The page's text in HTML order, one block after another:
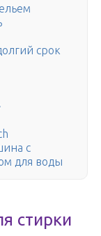
срок
с
для воды
стирки